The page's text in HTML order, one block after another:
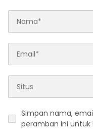
Simpan nama,
peramban ini untuk